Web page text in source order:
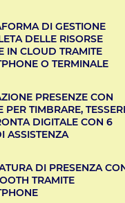
DI GESTIONE
DELLE RISORSE
IN CLOUD TRAMITE
O TERMINALE
PRESENZE CON
PER TIMBRARE,
DIGITALE CON 6
ASSISTENZA
DI PRESENZA
TRAMITE